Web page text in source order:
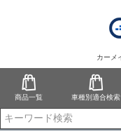
カーメ
商品一覧 車種別適合検索